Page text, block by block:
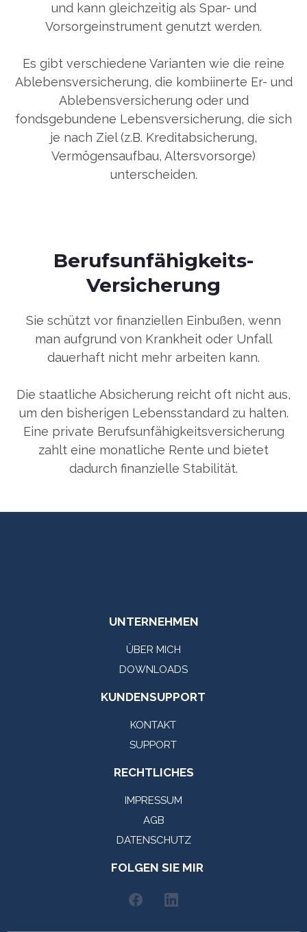
und kann gleichzeitig als Spar- und
Vorsorgeinstrument genutzt werden.
Es gibt verschiedene Varianten wie die reine
Ablebensversicherung, die kombiinerte Er- und
Ablebensversicherung oder und
fondsgebundene Lebensversicherung, die sich
je nach Ziel (z.B. Kreditabsicherung,
Vermögensaufbau, Altersvorsorge)
unterscheiden.
Berufsunfähigkeits-
Versicherung
Sie schützt vor finanziellen Einbußen, wenn
man aufgrund von Krankheit oder Unfall
dauerhaft nicht mehr arbeiten kann.
Die staatliche Absicherung reicht oft nicht aus,
um den bisherigen Lebensstandard zu halten.
Eine private Berufsunfähigkeitsversicherung
zahlt eine monatliche Rente und bietet
dadurch finanzielle Stabilität.
UNTERNEHMEN
ÜBER MICH
DOWNLOADS
KUNDENSUPPORT
KONTAKT
SUPPORT
RECHTLICHES
IMPRESSUM
AGB
DATENSCHUTZ
FOLGEN SIE MIR